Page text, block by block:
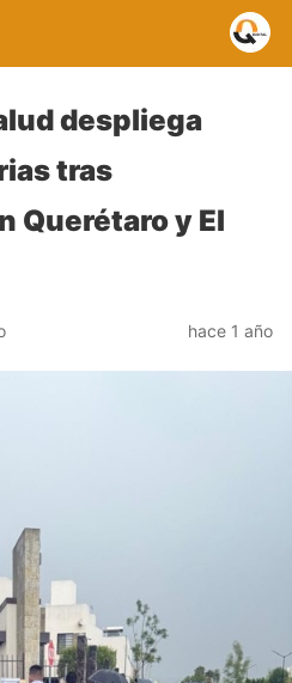
despliega
tras
Querétaro y El
hace 1 año